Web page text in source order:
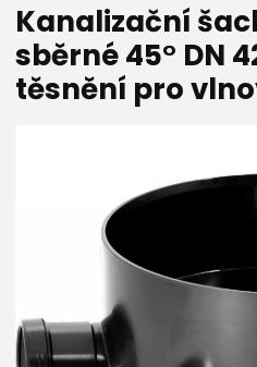
Kanalizační
sběrné 45° DN
těsnění pro